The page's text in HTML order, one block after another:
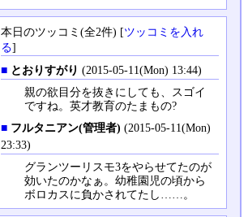
本日のツッコミ(全2件) [ツッコミを入れ
る]
■ とおりすがり (2015-05-11(Mon) 13:44)
親の欲目分を抜きにしても、スゴイ
ですね。英才教育のたまもの?
■ フルタニアン(管理者) (2015-05-11(Mon)
23:33)
グランツーリスモ3をやらせてたのが
効いたのかなぁ。幼稚園児の頃から
ボロカスに負かされてたし……。